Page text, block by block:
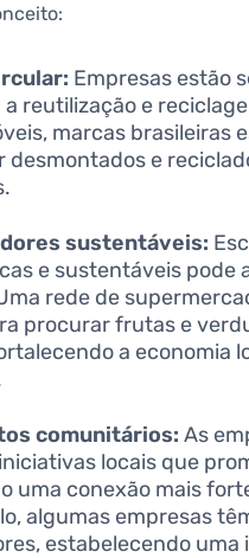
Empresas estão
reutilização e
marcas brasileiras
e
sustentáveis:
e sustentáveis pode
rede de
procurar frutas e
a economia
comunitários: As
locais que
uma conexão mais
algumas empresas
estabelecendo uma